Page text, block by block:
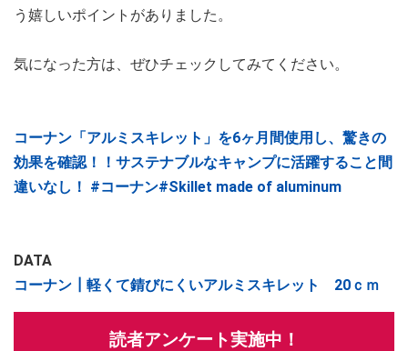
う嬉しいポイントがありました。
気になった方は、ぜひチェックしてみてください。
コーナン「アルミスキレット」を6ヶ月間使用し、驚きの
効果を確認！！サステナブルなキャンプに活躍すること間
違いなし！ #コーナン#Skillet made of aluminum
DATA
コーナン┃軽くて錆びにくいアルミスキレット 20ｃｍ
読者アンケート実施中！